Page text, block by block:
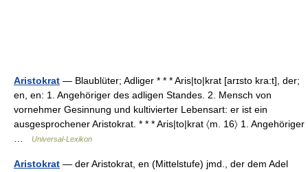
Aristokrat — Blaublüter; Adliger * * * Aris|to|krat [arɪsto kra:t], der;
en, en: 1. Angehöriger des adligen Standes. 2. Mensch von
vornehmer Gesinnung und kultivierter Lebensart: er ist ein
ausgesprochener Aristokrat. * * * Aris|to|krat 〈m. 16〉 1. Angehöriger
Universal-Lexikon
Aristokrat — der Aristokrat, en (Mittelstufe) jmd., der dem Adel